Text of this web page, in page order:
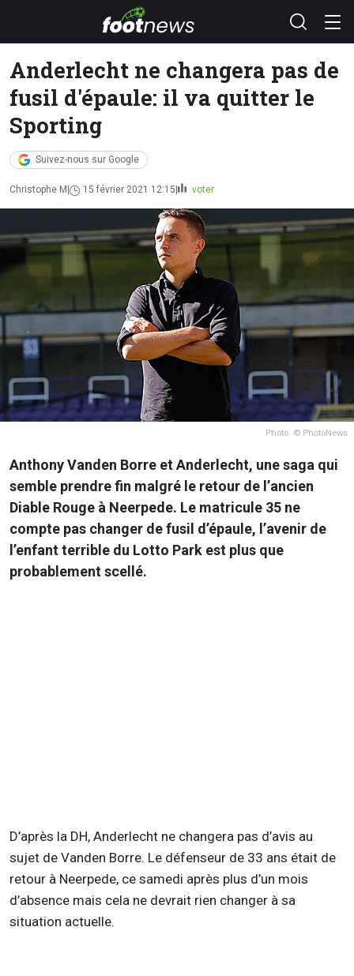
Anderlecht ne changera pas de
fusil d'épaule: il va quitter le
Sporting
Suivez-nous sur Google
Christophe M 15 février 2021 12:15 voter
Photo: © PhotoNews
Anthony Vanden Borre et Anderlecht, une saga qui
semble prendre fin malgré le retour de l’ancien
Diable Rouge à Neerpede. Le matricule 35 ne
compte pas changer de fusil d’épaule, l’avenir de
l’enfant terrible du Lotto Park est plus que
probablement scellé.
D’après la DH, Anderlecht ne changera pas d’avis au
sujet de Vanden Borre. Le défenseur de 33 ans était de
retour à Neerpede, ce samedi après plus d’un mois
d’absence mais cela ne devrait rien changer à sa
situation actuelle.